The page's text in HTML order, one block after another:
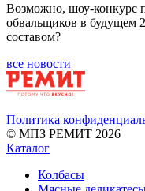
Возможно, шоу-конкурс
обвальщиков в будущем
составом?
все новости
Политика
© МПЗ РЕМИТ 2026
Каталог
Колбасы